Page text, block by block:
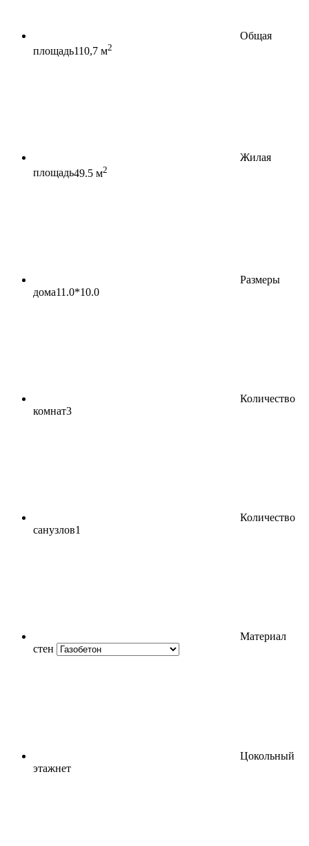
Общая
площадь110,7 м2
Жилая
площадь49.5 м2
Размеры
дома11.0*10.0
Количество
комнат3
Количество
санузлов1
Материал
стен
Цокольный
этажнет